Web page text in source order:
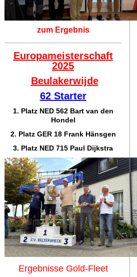
zum Ergebnis
Europameisterschaft
2025
Beulakerwijde
62 Starter
1. Platz NED 562 Bart van den
Hondel
2. Platz GER 18 Frank Hänsgen
3. Platz NED 715 Paul Dijkstra
Ergebnisse Gold-Fleet